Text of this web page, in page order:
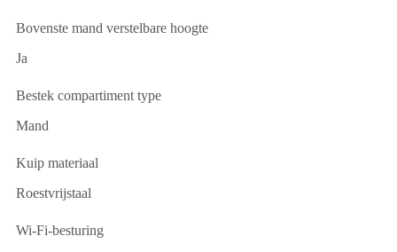
Bovenste mand verstelbare hoogte
Ja
Bestek compartiment type
Mand
Kuip materiaal
Roestvrijstaal
Wi-Fi-besturing